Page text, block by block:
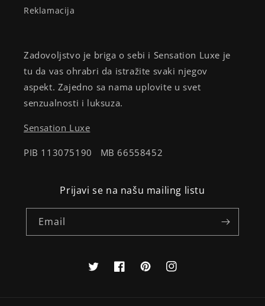
Reklamacija
Zadovoljstvo je briga o sebi i Sensation Luxe je
tu da vas ohrabri da istražite svaki njegov
aspekt. Zajedno sa nama uplovite u svet
senzualnosti i luksuza.
Sensation Luxe
PIB 113075190 MB 66558452
Prijavi se na našu mailing listu
Email
TwitterFacebookPinterestInstagram